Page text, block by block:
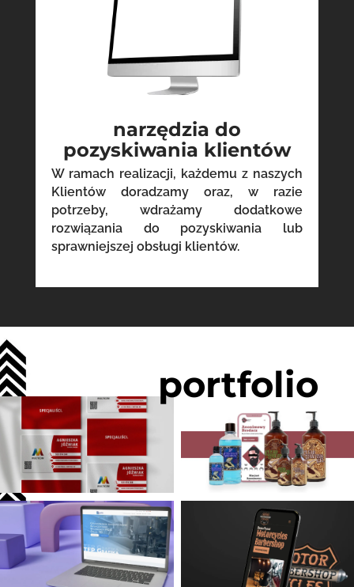
narzędzia do
pozyskiwania klientów
W ramach realizacji, każdemu z naszych
Klientów doradzamy oraz, w razie
potrzeby, wdrażamy dodatkowe
rozwiązania do pozyskiwania lub
sprawniejszej obsługi klientów.
portfolio